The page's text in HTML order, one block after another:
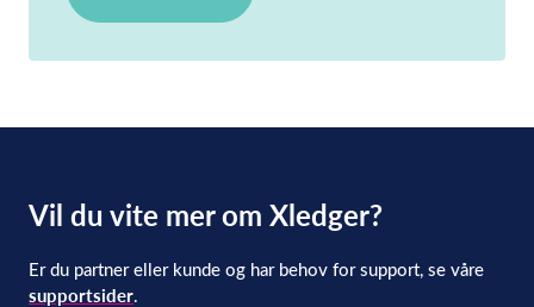
Vil du vite mer om Xledger?
Er du partner eller kunde og har behov for support, se våre
supportsider.